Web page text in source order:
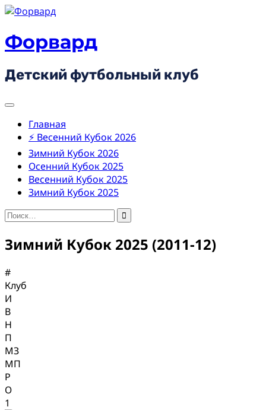
Skip
content
Форвард
Детский футбольный клуб
Главная
⚡ Весенний Кубок 2026
Зимний Кубок 2026
Осенний Кубок 2025
Весенний Кубок 2025
Зимний Кубок 2025
Найти:
Зимний Кубок 2025 (2011-12)
#
Клуб
И
В
Н
П
МЗ
МП
Р
О
1